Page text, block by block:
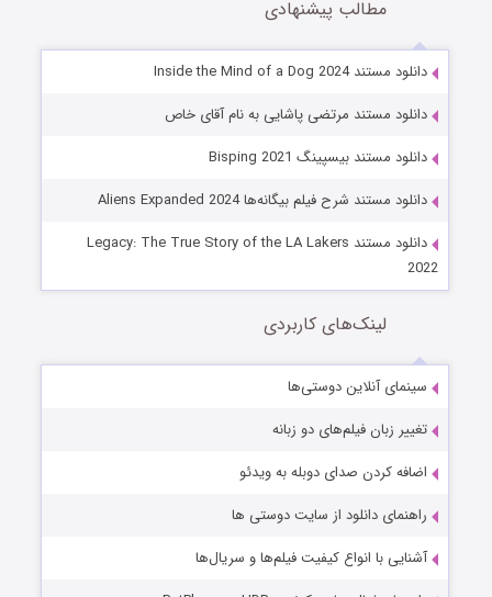
مطالب پیشنهادی
دانلود مستند Inside the Mind of a Dog 2024
دانلود مستند مرتضی پاشایی به نام آقای خاص
دانلود مستند بیسپینگ Bisping 2021
دانلود مستند شرح فیلم بیگانه‌ها Aliens Expanded 2024
دانلود مستند Legacy: The True Story of the LA Lakers
2022
لینک‌های کاربردی
سینمای آنلاین دوستی‌ها
تغییر زبان فیلم‌های دو زبانه
اضافه کردن صدای دوبله به ویدئو
راهنمای دانلود از سایت دوستی ها
آشنایی با انواع کیفیت فیلم‌ها و سریال‌ها